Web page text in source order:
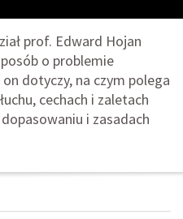
prof. Edward Hojan
o problemie
dotyczy, na czym polega
cechach i zaletach
i zasadach